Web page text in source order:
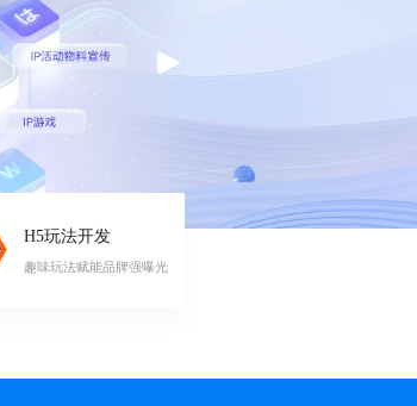
H5玩法开发
趣味玩法赋能品牌强曝光